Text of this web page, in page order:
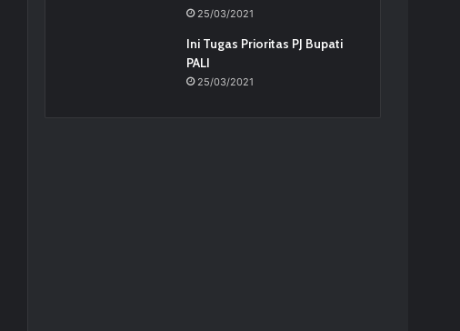
25/03/2021
Ini Tugas Prioritas PJ Bupati
PALI
25/03/2021